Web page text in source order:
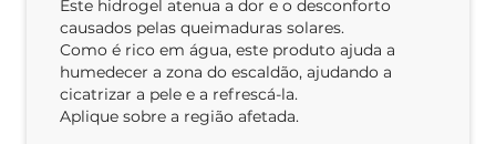
Este hidrogel atenua a dor e o desconforto
causados pelas queimaduras solares.
Como é rico em água, este produto ajuda a
humedecer a zona do escaldão, ajudando a
cicatrizar a pele e a refrescá-la.
Aplique sobre a região afetada.